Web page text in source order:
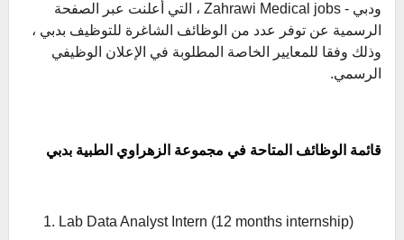
ودبي - Zahrawi Medical jobs ، التي أعلنت عبر الصفحة
الرسمية عن توفر عدد من الوظائف الشاغرة للتوظيف بدبي ،
وذلك وفقا للمعايير الخاصة المطلوبة في الإعلان الوظيفي
الرسمي.
قائمة الوظائف المتاحة في مجموعة الزهراوي الطبية بدبي
Lab Data Analyst Intern (12 months internship)